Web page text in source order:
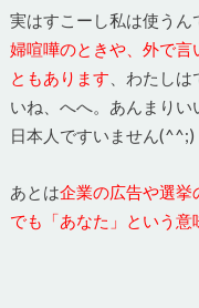
実はすこーし私は使うん
婦喧嘩のときや、外で言
ともあります 、わたし
いね、へへ。あんまり
日本人ですいません(^^;)
あとは企業の広告や選挙
でも「あなた」という意